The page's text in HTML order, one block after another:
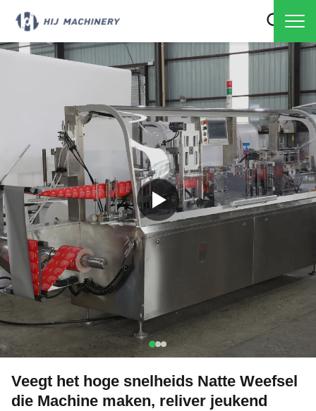
Veegt het hoge snelheids Natte Weefsel
die Machine maken, reliver jeukend